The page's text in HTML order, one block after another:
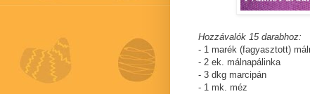
Hozzávalók 15 darabhoz:
- 1 marék (fagyasztott)
- 2 ek. málnapálinka
- 3 dkg marcipán
- 1 mk. méz